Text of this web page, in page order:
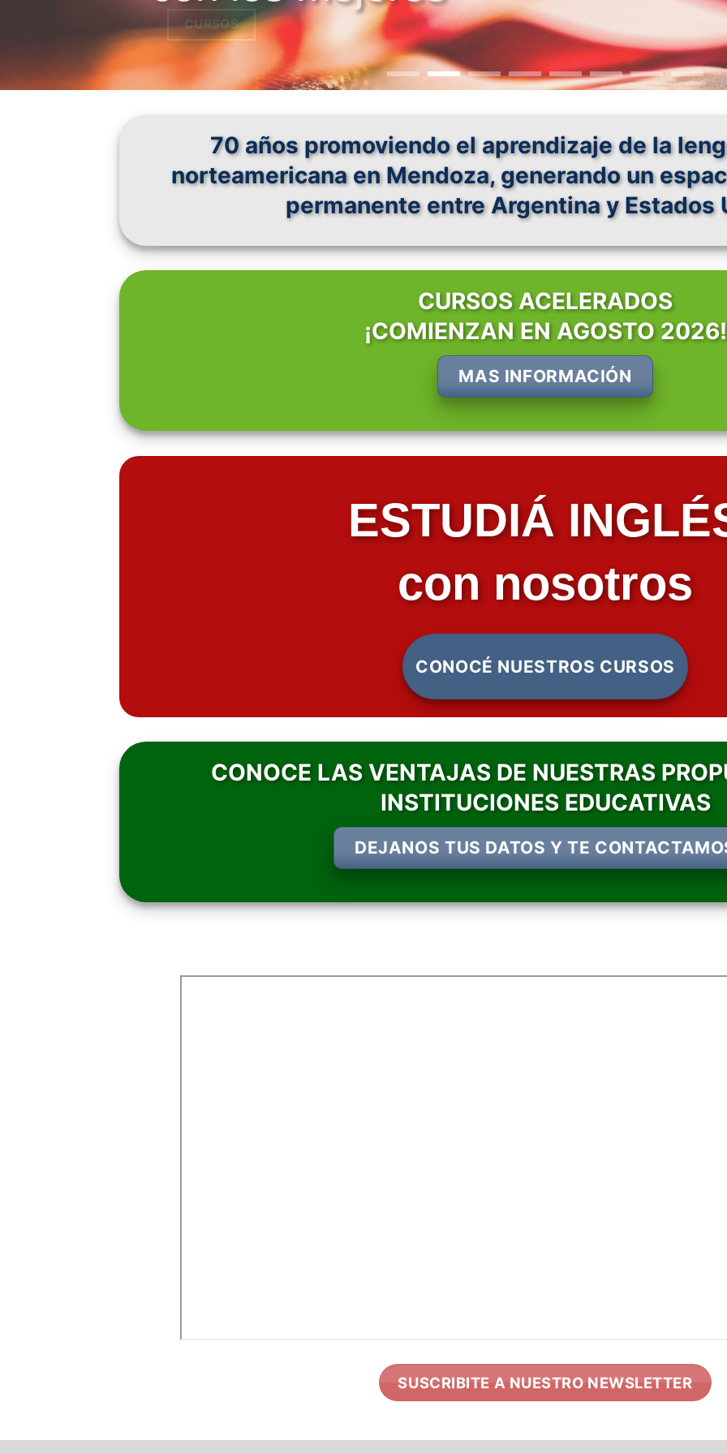
CURSOSJ.F.K.
70 años promoviendo el aprendizaje de la
norteamericana en Mendoza, generando un
permanente entre Argentina y Estados
CURSOS ACELERADOS
¡COMIENZAN EN AGOSTO 2026!
MAS INFORMACIÓN
ESTUDIÁ
con nosotros
CONOCÉ NUESTROS CURSOS
CONOCE LAS VENTAJAS DE NUESTRAS
INSTITUCIONES EDUCATIVAS
DEJANOS TUS DATOS Y TE
SUSCRIBITE A NUESTRO NEWSLETTER